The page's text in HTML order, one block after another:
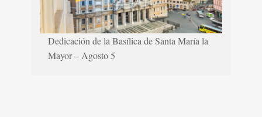
Dedicación de la Basílica de Santa María la
Mayor – Agosto 5